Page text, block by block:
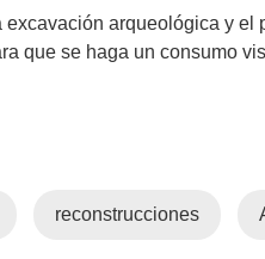
u
e
t
n
u
arqueológica y el
que se haga un consumo
reconstrucciones